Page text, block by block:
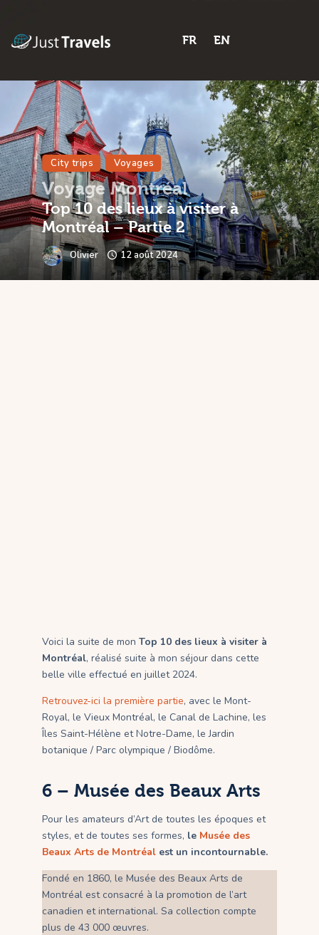
FR EN
Home
Blog
Trips
Features
Shop
Contactez-nous
City trips Voyages
Voyage Montréal
Top 10 des lieux à visiter à
Montréal – Partie 2
Olivier 12 août 2024
Voici la suite de mon Top 10 des lieux à visiter à
Montréal, réalisé suite à mon séjour dans cette
belle ville effectué en juillet 2024.
Retrouvez-ici la première partie, avec le Mont-
Royal, le Vieux Montréal, le Canal de Lachine, les
Îles Saint-Hélène et Notre-Dame, le Jardin
botanique / Parc olympique / Biodôme.
6 – Musée des Beaux Arts
Pour les amateurs d’Art de toutes les époques et
styles, et de toutes ses formes, le Musée des
Beaux Arts de Montréal est un incontournable.
Fondé en 1860, le Musée des Beaux Arts de
Montréal est consacré à la promotion de l’art
canadien et international. Sa collection compte
plus de 43 000 œuvres.